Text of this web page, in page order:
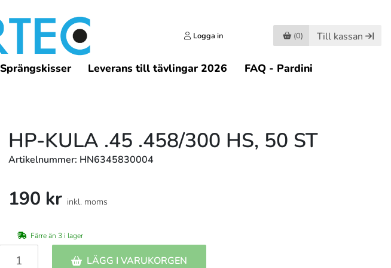
Logga in (0) Till kassan
Sprängskisser Leverans till tävlingar 2026 FAQ - Pardini
HP-KULA .45 .458/300 HS, 50 ST
Artikelnummer: HN6345830004
190 kr inkl. moms
Färre än 3 i lager
LÄGG I VARUKORGEN